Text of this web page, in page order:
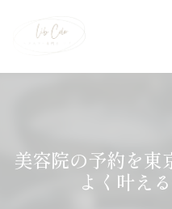
美容院の予約を東
よく叶え